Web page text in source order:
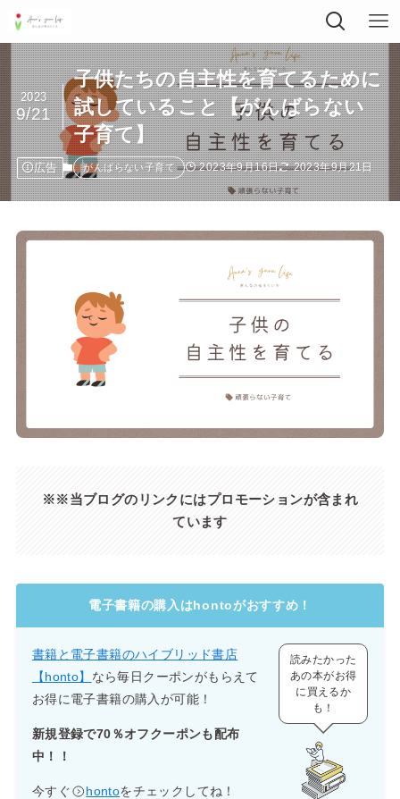
子供たちの自主性を育てるために
試していること【がんばらない
子育て】
2023
9/21
広告 がんばらない子育て 2023年9月16日 2023年9月21日
※※当ブログのリンクにはプロモーションが含まれ
ています
電子書籍の購入はhontoがおすすめ！
書籍と電子書籍のハイブリッド書店
【honto】 なら毎日クーポンがもらえて
お得に電子書籍の購入が可能！
新規登録で70％オフクーポンも配布
中！！
今すぐ hontoをチェックしてね！
読みたかった
あの本がお得
に買えるか
も！